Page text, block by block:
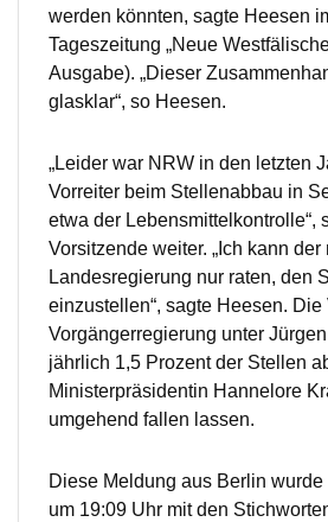
werden könnten, sagte Heesen
Tageszeitung „Neue
Ausgabe). „Dieser
glasklar“, so Heesen.
„Leider war NRW in den letzten
Vorreiter beim Stellenabbau in
etwa der Lebensmittelkontrolle“,
Vorsitzende weiter. „Ich kann der
Landesregierung nur raten, den
einzustellen“, sagte Heesen. Die
Vorgängerregierung unter
jährlich 1,5 Prozent der Stellen
Ministerpräsidentin Hannelore
umgehend fallen lassen.
Diese Meldung aus Berlin wurde
um 19:09 Uhr mit den